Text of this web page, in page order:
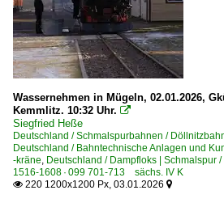
DR 199 030, 031 ex ÖBB 2091
DR 199 ·Faur L45H·
DR 199 ·LKM Ns4·
Faur L30H ex PKP Lyd 2
Dieseltriebzüge | Schmalspur
137 322-325 ·Waggonfabrik
2015
2016
2017
2018
2019
2020
2020
2021
Wassernehmen in Mügeln, 02.01.2026,
Kemmlitz. 10:32 Uhr. 
Siegfried Heße
Deutschland / Schmalspurbahnen /
Deutschland / Bahntechnische Anlagen und
-kräne, Deutschland / Dampfloks | Schmalspur /
1516-1608 · 099 701-713 sächs. IV K
 220 1200x1200 Px, 03.01.2026 